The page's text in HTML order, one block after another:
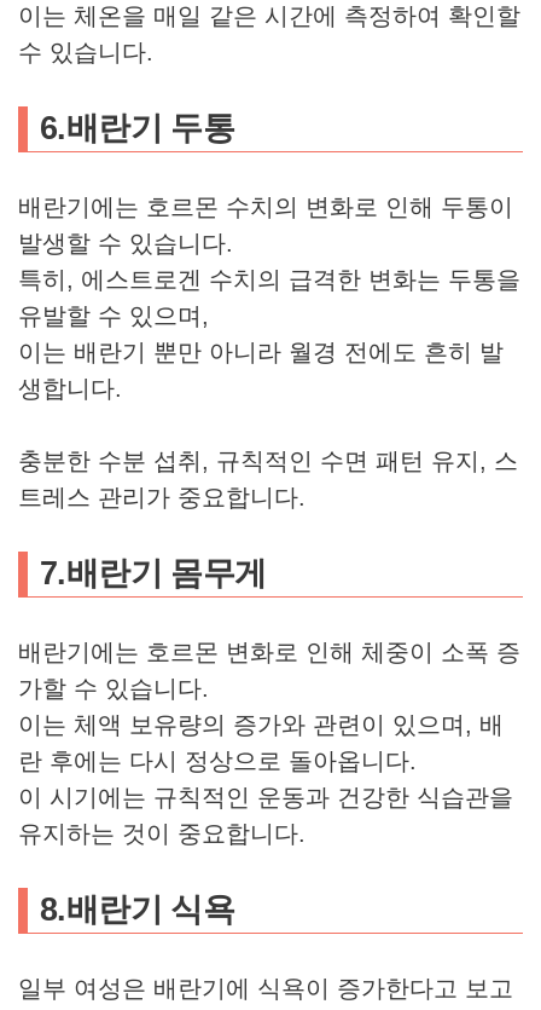
이는 체온을 매일 같은 시간에 측정하여 확인할
수 있습니다.
6.배란기 두통
배란기에는 호르몬 수치의 변화로 인해 두통이
발생할 수 있습니다.
특히, 에스트로겐 수치의 급격한 변화는 두통을
유발할 수 있으며,
이는 배란기 뿐만 아니라 월경 전에도 흔히 발
생합니다.
충분한 수분 섭취, 규칙적인 수면 패턴 유지, 스
트레스 관리가 중요합니다.
7.배란기 몸무게
배란기에는 호르몬 변화로 인해 체중이 소폭 증
가할 수 있습니다.
이는 체액 보유량의 증가와 관련이 있으며, 배
란 후에는 다시 정상으로 돌아옵니다.
이 시기에는 규칙적인 운동과 건강한 식습관을
유지하는 것이 중요합니다.
8.배란기 식욕
일부 여성은 배란기에 식욕이 증가한다고 보고